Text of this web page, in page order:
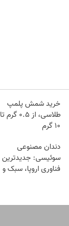
خرید شمش پلمپ
طلاسی، از ۰.۵ گرم تا
۱۰ گرم
دندان مصنوعی
سوئیسی: جدیدترین
فناوری اروپا، سبک و